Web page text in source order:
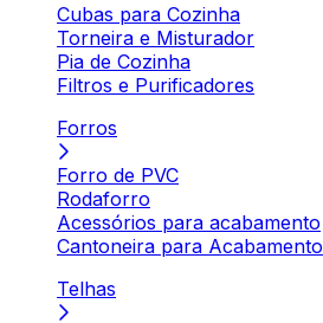
Cubas para Cozinha
Torneira e Misturador
Pia de Cozinha
Filtros e Purificadores
Forros
Forro de PVC
Rodaforro
Acessórios para acabamento
Cantoneira para Acabamento
Telhas